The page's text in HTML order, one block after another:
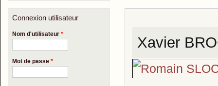
Connexion utilisateur
Nom d'utilisateur *
Mot de passe *
Xavier